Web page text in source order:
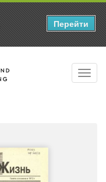
Перейти